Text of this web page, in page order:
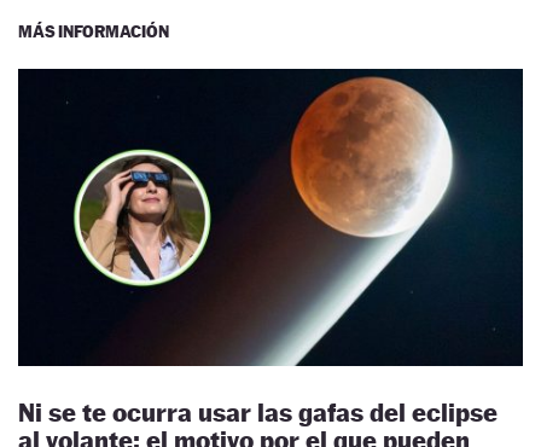
MÁS INFORMACIÓN
Ni se te ocurra usar las gafas del eclipse
al volante: el motivo por el que pueden